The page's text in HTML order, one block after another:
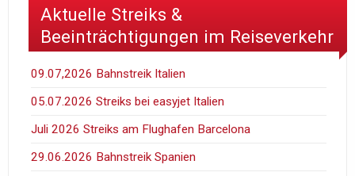
Aktuelle Streiks &
Beeinträchtigungen im Reiseverkehr
09.07,2026 Bahnstreik Italien
05.07.2026 Streiks bei easyjet Italien
Juli 2026 Streiks am Flughafen Barcelona
29.06.2026 Bahnstreik Spanien